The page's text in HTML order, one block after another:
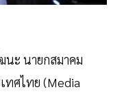
นะ นายกสมาคม
ทศไทย (Media